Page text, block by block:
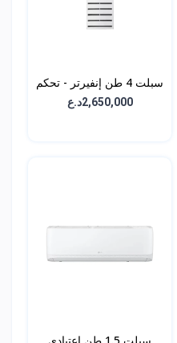
سبلت 4 طن إنفيرتر - تحكم
بالامبير 3 مراحل -2,650,000د.ع
سبلت 1.5 طن اعتيادي